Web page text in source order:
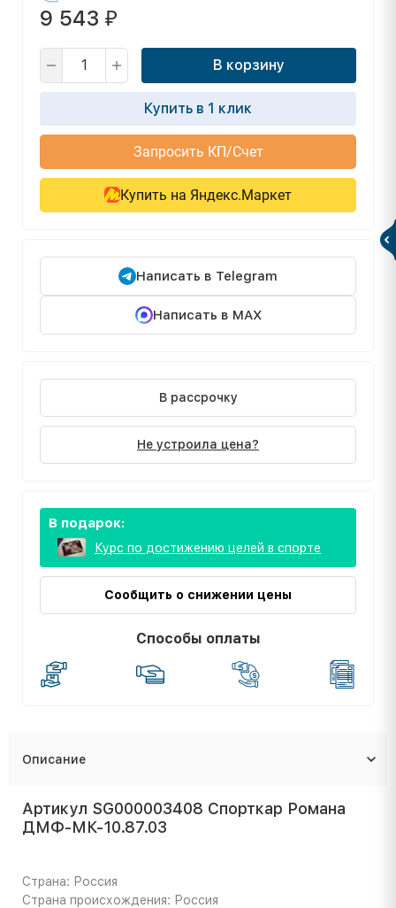
9 543 ₽
В корзину
Купить в 1 клик
Запросить КП/Счет
Купить на Яндекс.Маркет
Написать в Telegram
Написать в MAX
В рассрочку
Не устроила цена?
В подарок:
Курс по достижению целей в спорте
Сообщить о снижении цены
Способы оплаты
Описание
Артикул SG000003408 Спорткар Романа
ДМФ-МК-10.87.03
Страна: Россия
Страна происхождения: Россия